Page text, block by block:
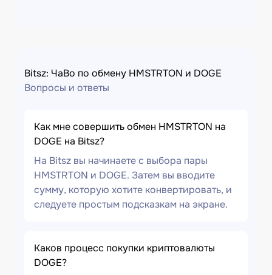
Bitsz: ЧаВо по обмену HMSTRTON и DOGE
Вопросы и ответы
Как мне совершить обмен HMSTRTON на
DOGE на Bitsz?
На Bitsz вы начинаете с выбора пары
HMSTRTON и DOGE. Затем вы вводите
сумму, которую хотите конвертировать, и
следуете простым подсказкам на экране.
Каков процесс покупки криптовалюты
DOGE?